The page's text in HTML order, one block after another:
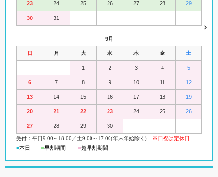
23 24 25 26 27 28 29
30 31
9月
日 月 火 水 木 金 土
1 2 3 4 5
6 7 8 9 10 11 12
13 14 15 16 17 18 19
20 21 22 23 24 25 26
27 28 29 30
受付：平日9:00 ～18:00 ／ 土9:00 ～ 17:00(年末年始除く) ※日祝は定休日
■本日 ■早割期間 ■超早割期間